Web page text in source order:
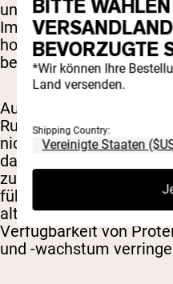
unzureichende Ruhe zu
Immunfunktion,
hormonellen Störungen
beitragen kann (26).
Außerdem bedeutet das
Ruhetagen, dass Sie
nicht ausreichend Zeit
das Verletzungsrisiko
zu einer Erschöpfung
führen und den Körper
alternative
Verfügbarkeit von
und -wachstum
BITTE
BEVORZUGTE
*Wir können Ihre
Land versenden.
Shipping Country: